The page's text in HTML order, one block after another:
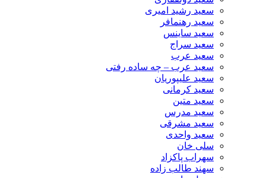
سعید رشید امیری
سعید رهنمافر
سعید ساینس
سعید سراج
سعید عرب
سعید عرب – چه ساده رفتی
سعید علیپوریان
سعید کرمانی
سعید متین
سعید مدرس
سعید مشرقی
سعید واحدی
سلی خان
سهراب پاکزاد
سهند طالب زاده